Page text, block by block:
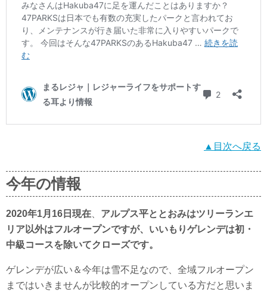
▲目次へ戻る
今年の情報
2020年1月16日現在
アルプス平ととおみはツリーランエ
リア以外はフルオープンですが、いいもりゲレンデは初・
中級コースを除いてクローズです。
ゲレンデが広い＆今年は雪不足なので、全域フルオープン
まではいきませんが比較的オープンしている方だと思いま